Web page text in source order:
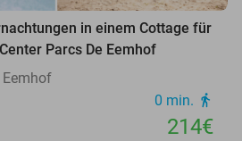
in einem Cottage für
Parcs De Eemhof
Eemhof
0 min. directions_walk
214€